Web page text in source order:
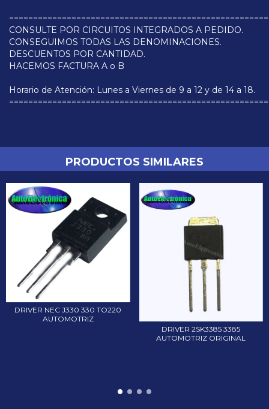
CONSULTE POR CIRCUITOS INTEGRADOS A PEDIDO.
CONSEGUIMOS TODAS LAS DENOMINACIONES.
DESCUENTOS POR CANTIDAD.
HACEMOS FACTURA A o B
Horario de Atención: Lunes a Viernes de 9 a 12 y de 14 a 18.
PRODUCTOS SIMILARES
DRIVER NEC J330 330 TO220
AUTOMOTRIZ
DRIVER 2SK3385 3385
AUTOMOTRIZ ORIGINAL